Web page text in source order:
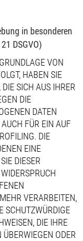
in besonderen
DSGVO)
VON
HABEN SIE
SICH AUS IHRER
DIE
DATEN
FÜR EIN AUF
DIE
EINE
DIESER
VERARBEITEN,
SCHUTZWÜRDIGE
DIE IHRE
ODER